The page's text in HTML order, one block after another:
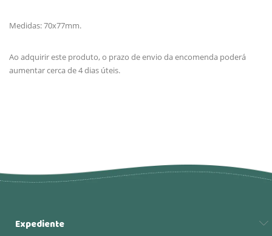
Medidas: 70x77mm.
Ao adquirir este produto, o prazo de envio da encomenda poderá
aumentar cerca de 4 dias úteis.
Expediente